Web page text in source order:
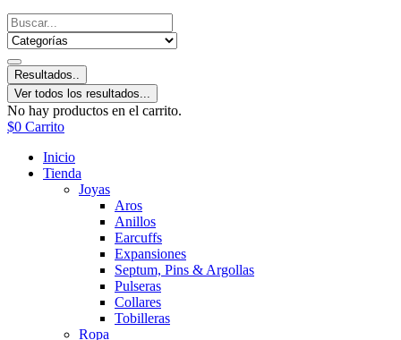
Resultados..
Ver todos los resultados...
No hay productos en el carrito.
$0 Carrito
Inicio
Tienda
Joyas
Aros
Anillos
Earcuffs
Expansiones
Septum, Pins & Argollas
Pulseras
Collares
Tobilleras
Ropa